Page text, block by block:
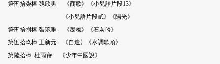
第伍拾柒棒 魏欣男 《商歌》《小兒語片段13》
《小兒語片段貳》《陽光》
第伍拾捌棒 張琬唯 《墨梅》《石灰吟》
第伍拾玖棒 王新元 《自遣》《水調歌頭》
第陸拾棒 杜雨蓓 《少年中國說》